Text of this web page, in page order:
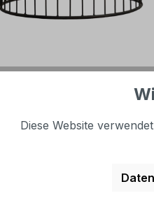
schwarzem Metall
Diese Website